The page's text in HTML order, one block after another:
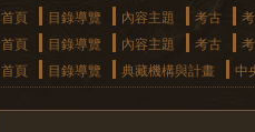
首頁
目錄導覽 內容主題 考古
首頁
目錄導覽 內容主題 考古
首頁
目錄導覽 典藏機構與計畫 中